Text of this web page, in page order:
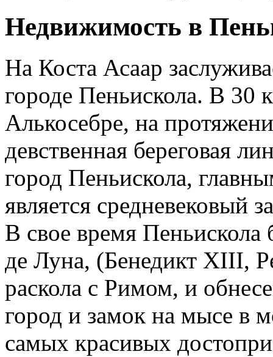
Недвижимость в
На Коста Асаар
городе Пеньискола. В 30
Алькосебре, на
девственная береговая
город Пеньискола,
является средневековый
В свое время
де Луна, (Бенедикт XIII,
раскола с Римом, и
город и замок на мысе в
самых красивых